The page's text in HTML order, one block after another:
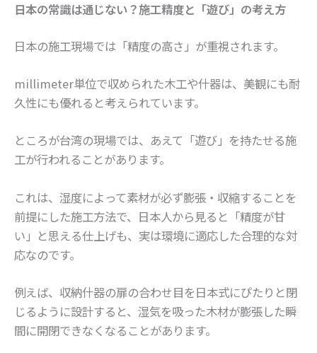
日本の常識は通じない？施工精度と「遊び」の考え方
日本の施工現場では「精度の高さ」が重視されます。
millimeter単位で収められた木工や什器は、美観にも耐
久性にも優れると考えられています。
ところが台湾の現場では、あえて「遊び」を持たせる施
工が行われることがあります。
これは、湿度によって素材が必ず膨張・収縮することを
前提にした施工方法で、日本人から見ると「精度が甘
い」と思える仕上げも、実は環境に適応した合理的な対
応なのです。
例えば、収納什器の扉の合わせ目を日本式にぴたりと閉
じるように設計すると、湿気を吸った木材が膨張した瞬
間に開閉できなくなることがあります。